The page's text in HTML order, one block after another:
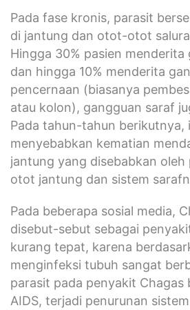
Pada fase kronis, parasit
di jantung dan otot-otot
Hingga 30% pasien
dan hingga 10% menderita
pencernaan (biasanya
atau kolon), gangguan saraf
Pada tahun-tahun berikutnya,
menyebabkan kematian
jantung yang disebabkan oleh
otot jantung dan sistem
Pada beberapa sosial media,
disebut-sebut sebagai
kurang tepat, karena
menginfeksi tubuh sangat
parasit pada penyakit Chagas
AIDS, terjadi penurunan